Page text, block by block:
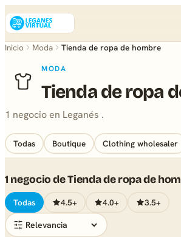
Inicio Moda Tienda de ropa de hombre
MODA
Tienda de ropa
1 negocio en Leganés .
Todas Boutique Clothing wholesaler
1 negocio de Tienda de ropa de
Todas 4.5+ 4.0+ 3.5+